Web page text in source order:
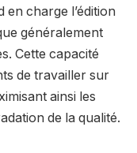
charge l’édition
généralement
Cette capacité
de travailler sur
ainsi les
de la qualité.